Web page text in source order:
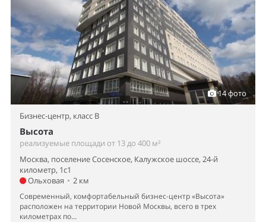
14 фото
Бизнес-центр, класс B
Высота
реализуемые площади от 13 до 400 м²
Москва, поселение Сосенское, Калужское шоссе, 24-й
километр, 1с1
Ольховая • 2 км
Современный, комфортабельный бизнес-центр «Высота»
расположен на территории Новой Москвы, всего в трех
километрах по...